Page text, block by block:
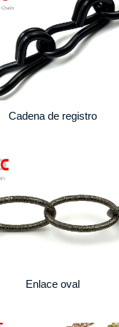
Cadena de registro
Enlace oval